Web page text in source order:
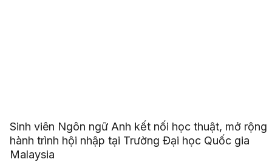
Sinh viên Ngôn ngữ Anh kết nối học thuật, mở rộng
hành trình hội nhập tại Trường Đại học Quốc gia
Malaysia